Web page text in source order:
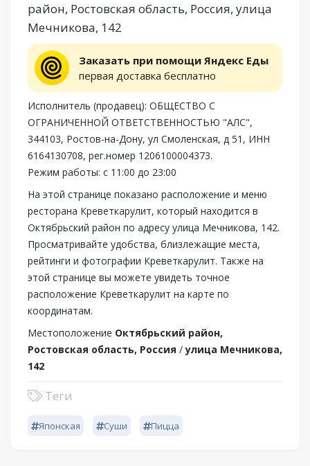
район, Ростовская область, Россия, улица
Мечникова, 142
Заказать при помощи Яндекс Еды
первая доставка бесплатно
Исполнитель (продавец): ОБЩЕСТВО С
ОГРАНИЧЕННОЙ ОТВЕТСТВЕННОСТЬЮ "АЛС",
344103, Ростов-на-Дону, ул Смоленская, д 51, ИНН
6164130708, рег.номер 1206100004373.
Режим работы: с 11:00 до 23:00
На этой странице показано расположение и меню
ресторана Креветкарулит, который находится в
Октябрьский район по адресу улица Мечникова, 142.
Просматривайте удобства, близлежащие места,
рейтинги и фотографии Креветкарулит. Также на
этой странице вы можете увидеть точное
расположение Креветкарулит на карте по
координатам.
Местоположение Октябрьский район,
Ростовская область, Россия /улица Мечникова,
142
Теги
Японская Суши Пицца